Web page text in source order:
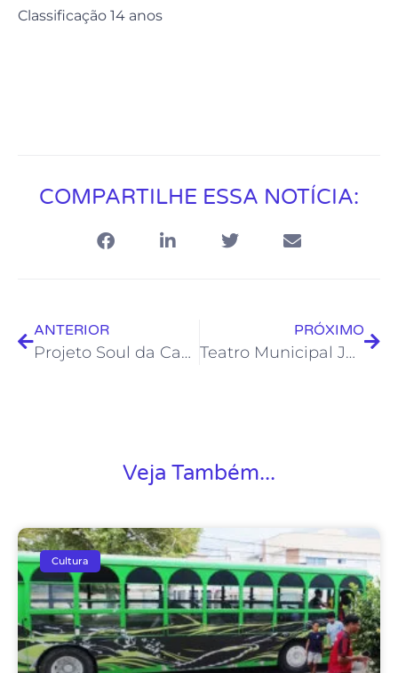
Classificação 14 anos
COMPARTILHE ESSA NOTÍCIA:
ANTERIOR
Projeto Soul da Casa apresenta forró pé de serra da melhor qualidade
PRÓXIMO
Teatro Municipal Joel Barcellos recebe Mostra de Dança
Veja Também...
Cultura